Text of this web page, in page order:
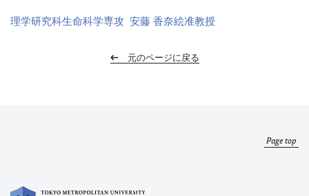
理学研究科生命科学専攻 安藤 香奈絵准教授
元のページに戻る
Page top